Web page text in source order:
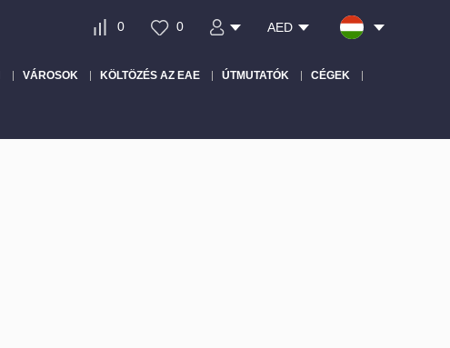
0 0 AED
VÁROSOK KÖLTÖZÉS AZ EAE ÚTMUTATÓK CÉGEK